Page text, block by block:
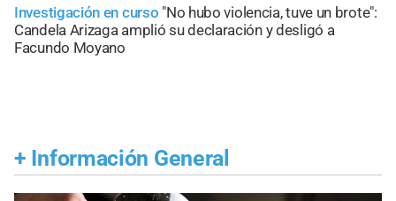
Investigación en curso "No hubo violencia, tuve un brote":
Candela Arizaga amplió su declaración y desligó a
Facundo Moyano
+ Información General